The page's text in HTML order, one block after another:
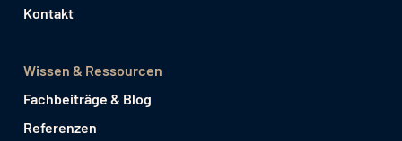
Kontakt
Wissen & Ressourcen
Fachbeiträge & Blog
Referenzen